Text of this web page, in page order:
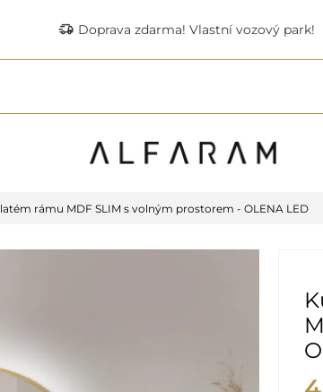
delivery_truck_speed Doprava zdarma! Vlastní vozový park!
rámu MDF SLIM s volným prostorem - OLENA LED